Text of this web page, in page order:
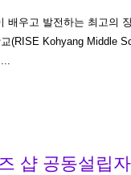
배우고 발전하는 최고의
(RISE Kohyang Middle
샵 공동설립